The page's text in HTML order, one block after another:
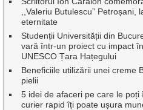
,,Valeriu Butulescu”
eternitate
Studenții Universității din
vară într-un proiect cu impact
UNESCO Țara Hațegului
Beneficiile utilizării unei creme
pielii
5 idei de afaceri pe care le
curier rapid îți poate ușura